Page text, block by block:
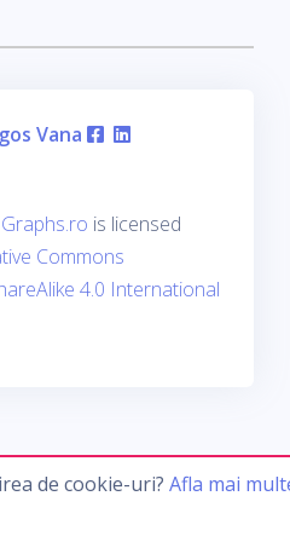
de cookie-uri? Afla mai
Vana
Graphs.ro is licensed
Commons
4.0 International